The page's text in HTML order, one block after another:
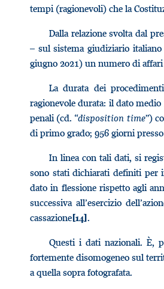
tempi (ragionevoli) che la
Dalla relazione svolta dal
– sul sistema giudiziario
giugno 2021) un numero di
La durata dei
ragionevole durata: il dato
penali (cd. “disposition time”)
di primo grado; 956 giorni
In linea con tali dati, si
sono stati dichiarati definiti per
dato in flessione rispetto agli
successiva all’esercizio
cassazione[14].
Questi i dati nazionali. È,
fortemente disomogeneo sul
a quella sopra fotografata.